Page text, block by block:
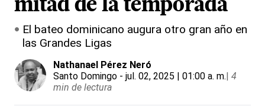
mitad de la temporada
El bateo dominicano augura otro gran año en
las Grandes Ligas
Nathanael Pérez Neró
Santo Domingo - jul. 02, 2025 | 01:00 a. m.| 4
min de lectura